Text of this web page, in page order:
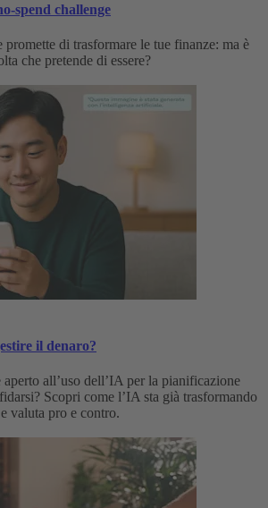
spend challenge
promette di trasformare le tue finanze: ma è
che pretende di essere?
il denaro?
aperto all’uso dell’IA per la pianificazione
Scopri come l’IA sta già trasformando
valuta pro e contro.